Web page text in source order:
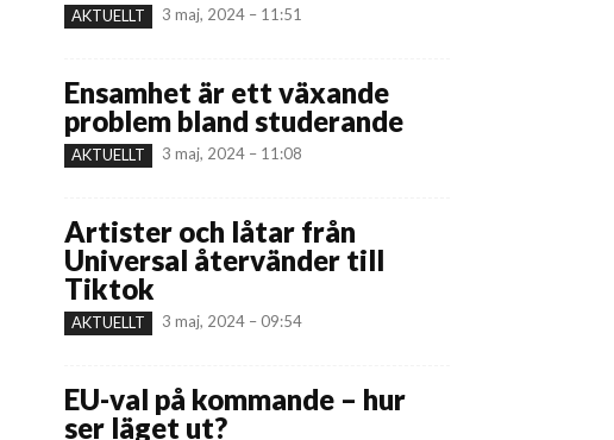
AKTUELLT 3 maj, 2024 – 11:51
Ensamhet är ett växande
problem bland studerande
AKTUELLT 3 maj, 2024 – 11:08
Artister och låtar från
Universal återvänder till
Tiktok
AKTUELLT 3 maj, 2024 – 09:54
EU-val på kommande – hur
ser läget ut?